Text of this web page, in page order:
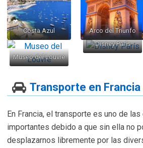
Costa Azul
Museo del Louvre
Arco del Triunfo
Disney París
Transporte en Francia
En Francia, el transporte es uno de
importantes debido a que sin ella no
desplazarnos libremente por las